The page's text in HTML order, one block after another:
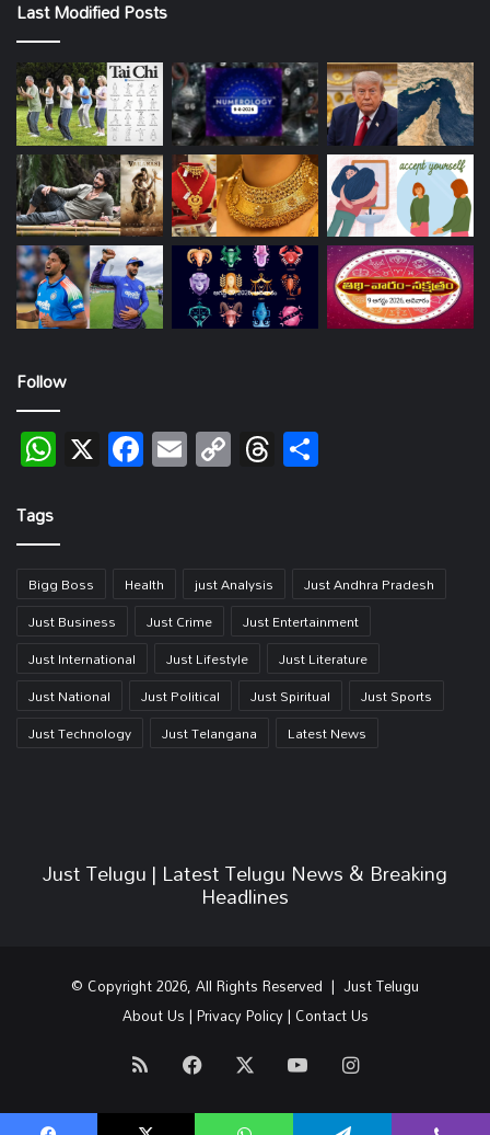
Last Modified Posts
Follow
WhatsApp
X Facebook
EmailCopy
Link
Threads
Tags
Bigg Boss Health just Analysis
Just Andhra Pradesh
Just Business
Just Crime
Just Entertainment
Just International
Just Lifestyle
Just Literature
Just National
Just Political Just Spiritual
Just Sports
Just Technology
Just Telangana Latest News
Just Telugu | Latest Telugu News & Breaking
Headlines
© Copyright 2026, All Rights Reserved | Just Telugu
About Us|Privacy Policy| Contact Us
RSS Facebook YouTubeInstagram